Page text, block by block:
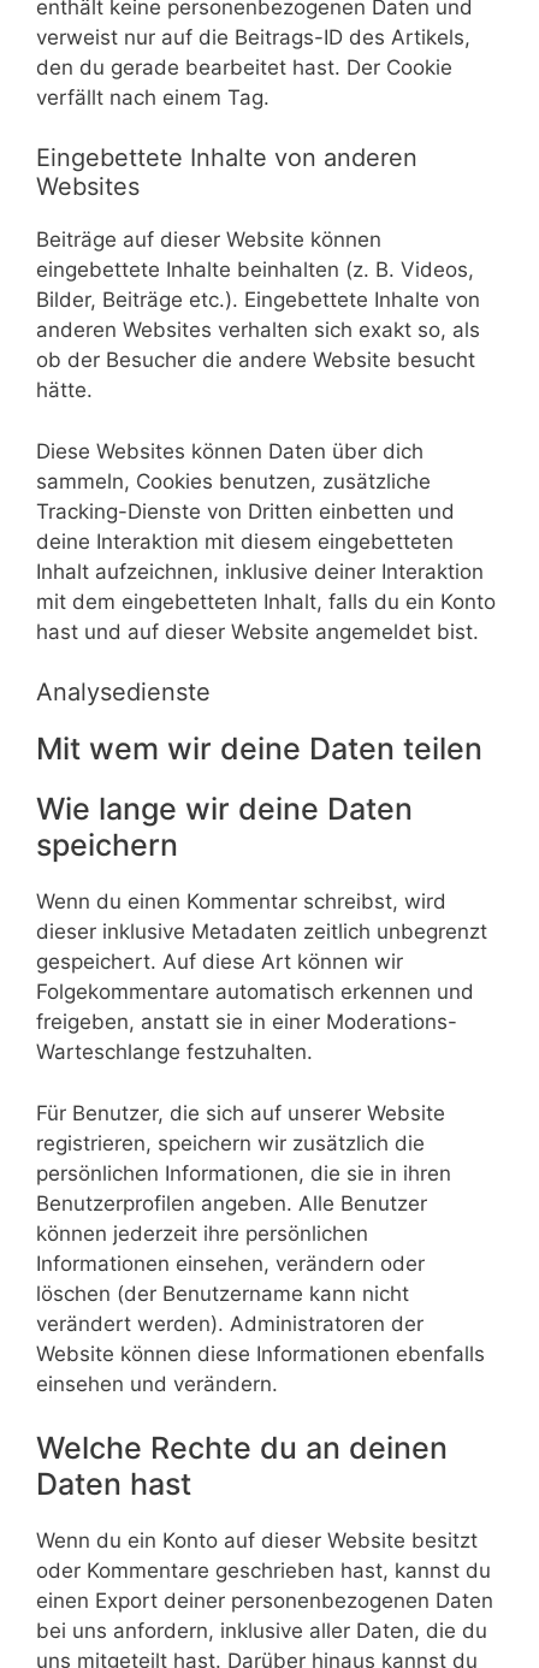
enthält keine personenbezogenen Daten und
verweist nur auf die Beitrags-ID des Artikels,
den du gerade bearbeitet hast. Der Cookie
verfällt nach einem Tag.
Eingebettete Inhalte von anderen
Websites
Beiträge auf dieser Website können
eingebettete Inhalte beinhalten (z. B. Videos,
Bilder, Beiträge etc.). Eingebettete Inhalte von
anderen Websites verhalten sich exakt so, als
ob der Besucher die andere Website besucht
hätte.
Diese Websites können Daten über dich
sammeln, Cookies benutzen, zusätzliche
Tracking-Dienste von Dritten einbetten und
deine Interaktion mit diesem eingebetteten
Inhalt aufzeichnen, inklusive deiner Interaktion
mit dem eingebetteten Inhalt, falls du ein Konto
hast und auf dieser Website angemeldet bist.
Analysedienste
Mit wem wir deine Daten teilen
Wie lange wir deine Daten
speichern
Wenn du einen Kommentar schreibst, wird
dieser inklusive Metadaten zeitlich unbegrenzt
gespeichert. Auf diese Art können wir
Folgekommentare automatisch erkennen und
freigeben, anstatt sie in einer Moderations-
Warteschlange festzuhalten.
Für Benutzer, die sich auf unserer Website
registrieren, speichern wir zusätzlich die
persönlichen Informationen, die sie in ihren
Benutzerprofilen angeben. Alle Benutzer
können jederzeit ihre persönlichen
Informationen einsehen, verändern oder
löschen (der Benutzername kann nicht
verändert werden). Administratoren der
Website können diese Informationen ebenfalls
einsehen und verändern.
Welche Rechte du an deinen
Daten hast
Wenn du ein Konto auf dieser Website besitzt
oder Kommentare geschrieben hast, kannst du
einen Export deiner personenbezogenen Daten
bei uns anfordern, inklusive aller Daten, die du
uns mitgeteilt hast. Darüber hinaus kannst du